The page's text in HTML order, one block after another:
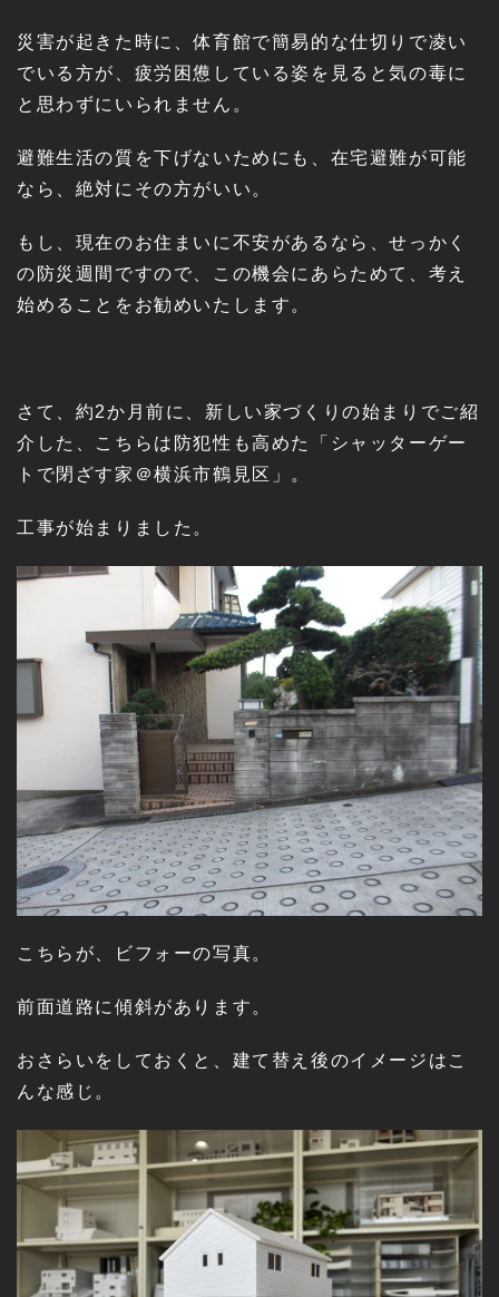
災害が起きた時に、体育館で簡易的な仕切りで凌い
でいる方が、疲労困憊している姿を見ると気の毒に
と思わずにいられません。
避難生活の質を下げないためにも、在宅避難が可能
なら、絶対にその方がいい。
もし、現在のお住まいに不安があるなら、せっかく
の防災週間ですので、この機会にあらためて、考え
始めることをお勧めいたします。
さて、約2か月前に、新しい家づくりの始まりでご紹
介した、こちらは防犯性も高めた「シャッターゲー
トで閉ざす家＠横浜市鶴見区」。
工事が始まりました。
こちらが、ビフォーの写真。
前面道路に傾斜があります。
おさらいをしておくと、建て替え後のイメージはこ
んな感じ。